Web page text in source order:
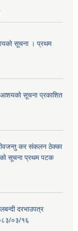
सूचना । प्रथम
आशयको सूचना प्रकाशित
कर संकलन ठेक्का
सूचना प्रथम पटक
दरभाउपत्र
०३/१६